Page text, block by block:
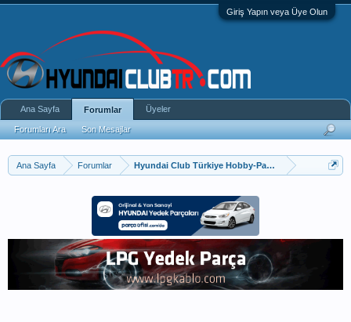
Giriş Yapın veya Üye Olun
Ana Sayfa Forumlar Hyundai Club Türkiye Hobby-Paylaşım
Ana Sayfa Forumlar
Forumları Ara Son Mesajlar
Üyeler